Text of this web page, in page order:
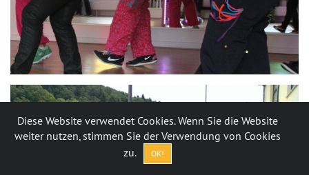
Diese Website verwendet Cookies. Wenn Sie die Website
weiter nutzen, stimmen Sie der Verwendung von Cookies
zu.
OK!